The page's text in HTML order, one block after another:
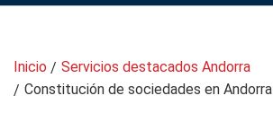
Inicio
Servicios destacados Andorra
Constitución de sociedades en Andorra